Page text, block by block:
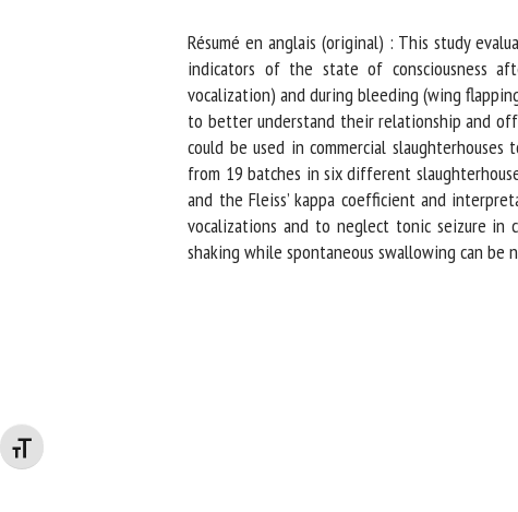
Changer la taille de la police
Résumé en anglais (original) : This study
indicators of the state of consciousness
vocalization) and during bleeding (wing
to better understand their relationship and
could be used in commercial
from 19 batches in six different
and the Fleiss’ kappa coefficient and
vocalizations and to neglect tonic seizure in
shaking while spontaneous swallowing can be